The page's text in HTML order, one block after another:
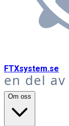
FTXsystem.se
en del av
Om oss